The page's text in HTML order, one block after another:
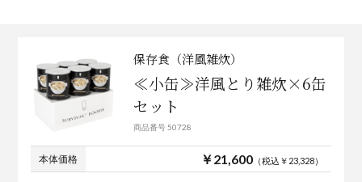
保存食（洋風雑炊）
≪小缶≫洋風とり雑炊×6缶
セット
商品番号 50728
本体価格 ￥21,600（税込￥23,328）